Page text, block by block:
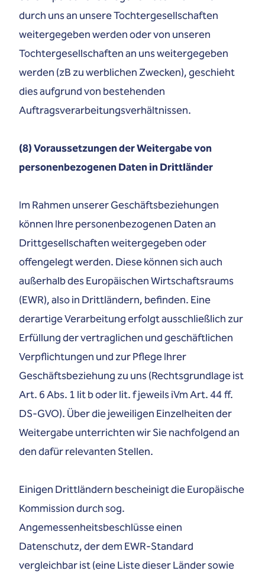
durch uns an unsere Tochtergesellschaften
weitergegeben werden oder von unseren
Tochtergesellschaften an uns weitergegeben
werden (zB zu werblichen Zwecken), geschieht
dies aufgrund von bestehenden
Auftragsverarbeitungsverhältnissen.
(8) Voraussetzungen der Weitergabe von
personenbezogenen Daten in Drittländer
Im Rahmen unserer Geschäftsbeziehungen
können Ihre personenbezogenen Daten an
Drittgesellschaften weitergegeben oder
offengelegt werden. Diese können sich auch
außerhalb des Europäischen Wirtschaftsraums
(EWR), also in Drittländern, befinden. Eine
derartige Verarbeitung erfolgt ausschließlich zur
Erfüllung der vertraglichen und geschäftlichen
Verpflichtungen und zur Pflege Ihrer
Geschäftsbeziehung zu uns (Rechtsgrundlage ist
Art. 6 Abs. 1 lit b oder lit. f jeweils iVm Art. 44 ff.
DS-GVO). Über die jeweiligen Einzelheiten der
Weitergabe unterrichten wir Sie nachfolgend an
den dafür relevanten Stellen.
Einigen Drittländern bescheinigt die Europäische
Kommission durch sog.
Angemessenheitsbeschlüsse einen
Datenschutz, der dem EWR-Standard
vergleichbar ist (eine Liste dieser Länder sowie